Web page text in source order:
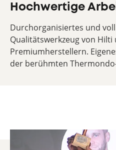
Hochwertige
Durchorganisiertes und
Qualitätswerkzeug von Hilti
Premiumherstellern.
der berühmten